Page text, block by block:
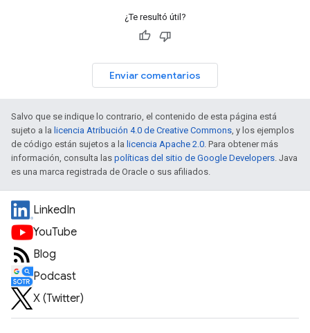
¿Te resultó útil?
Enviar comentarios
Salvo que se indique lo contrario, el contenido de esta página está
sujeto a la licencia Atribución 4.0 de Creative Commons , y los ejemplos
de código están sujetos a la licencia Apache 2.0 . Para obtener más
información, consulta las políticas del sitio de Google Developers . Java
es una marca registrada de Oracle o sus afiliados.
LinkedIn
YouTube
Blog
Podcast
X (Twitter)